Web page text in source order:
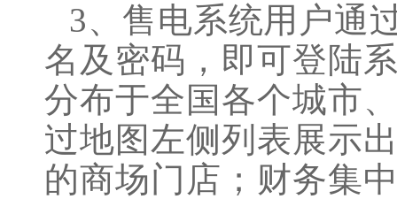
3、售电系统用户通
名及密码，即可登陆
分布于全国各个城市
过地图左侧列表展示
的商场门店；财务集